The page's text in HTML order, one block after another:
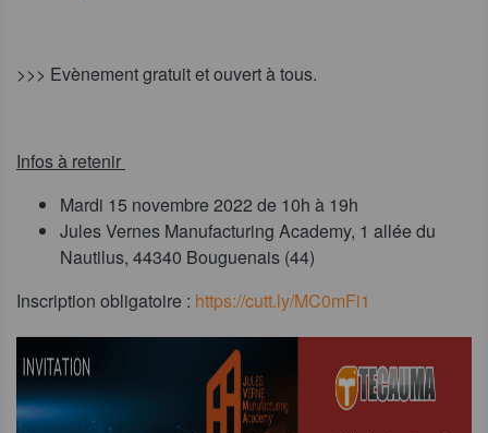
>>> Evènement gratuit et ouvert à tous.
Infos à retenir
Mardi 15 novembre 2022 de 10h à 19h
Jules Vernes Manufacturing Academy, 1 allée du
Nautilus, 44340 Bouguenais (44)
Inscription obligatoire : https://cutt.ly/MC0mFi1